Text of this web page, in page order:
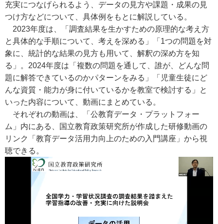
充実につなげられるよう、データの見方や課題・成果の見
つけ方などについて、具体例をもとに解説している。
2023年度は、「調査結果を生かすための原理的な考え方
と具体的な手順について、考えを深める」「1つの問題を対
象に、統計的な結果の見方も用いて、解釈の深め方を知
る」。2024年度は「複数の問題を通して、誰が、どんな問
題に解答できているのかパターンをみる」「児童生徒にど
んな資質・能力が身に付いているかを教室で検討する」と
いった内容について、動画にまとめている。
それぞれの動画は、「公教育データ・プラットフォー
ム」内にある、国立教育政策研究所が作成した研修動画の
リンク「教育データ活用力向上のための入門講座」から視
聴できる。